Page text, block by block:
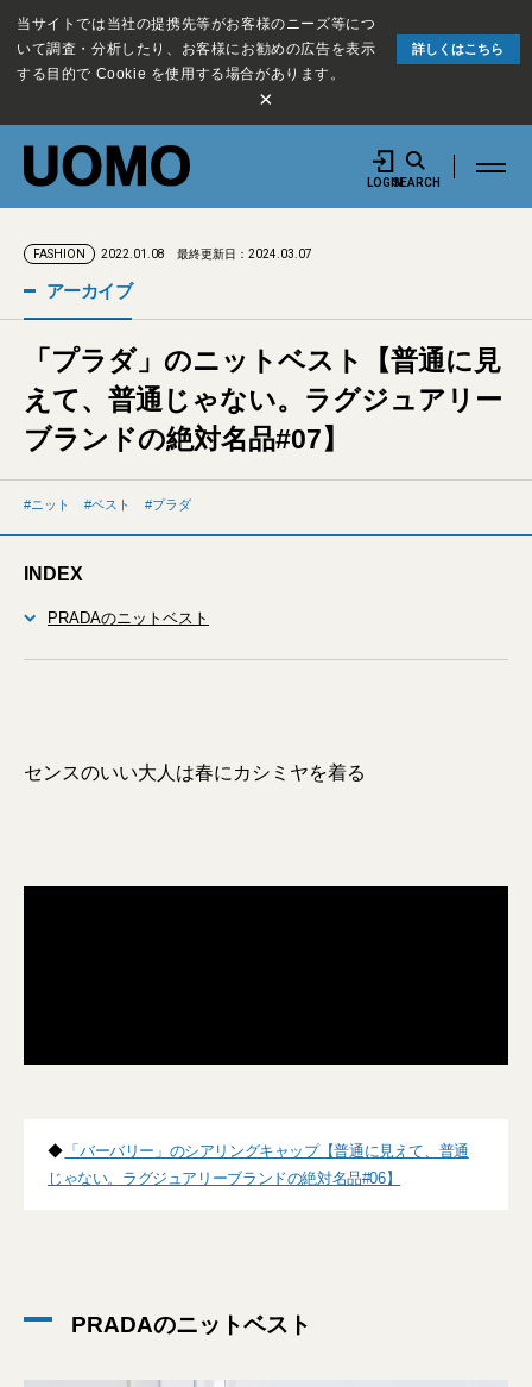
当サイトでは当社の提携先等がお客様のニーズ等につ
いて調査・分析したり、お客様にお勧めの広告を表示
する目的で Cookie を使用する場合があります。
詳しくはこちら
×
LOGINSEARCH
FASHION 2022.01.08 最終更新日：2024.03.07
アーカイブ
「プラダ」のニットベスト【普通に見
えて、普通じゃない。ラグジュアリー
ブランドの絶対名品#07】
ニット ベスト プラダ
INDEX
PRADAのニットベスト
センスのいい大人は春にカシミヤを着る
◆ 「バーバリー」のシアリングキャップ【普通に見えて、普通
じゃない。ラグジュアリーブランドの絶対名品#06】
PRADAのニットベスト